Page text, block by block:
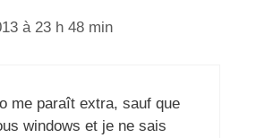
à 23 h 48 min
me paraît extra, sauf que
windows et je ne sais